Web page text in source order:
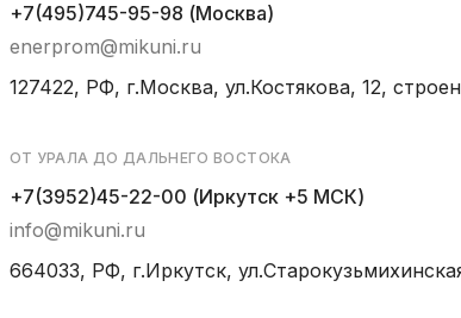
+7(495)745-95-98 (Москва)
enerprom@mikuni.ru
127422, РФ, г.Москва, ул.Костякова, 12,
ОТ УРАЛА ДО ДАЛЬНЕГО ВОСТОКА
+7(3952)45-22-00 (Иркутск +5 МСК)
info@mikuni.ru
664033, РФ, г.Иркутск,